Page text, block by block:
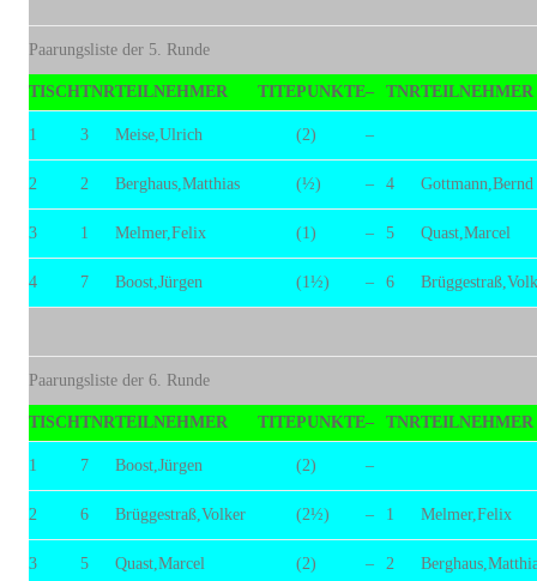
Paarungsliste der 5. Runde
TISCHTNRTEILNEHMER TITEPUNKTE– TNRTEILNEHMER
1 3 Meise,Ulrich (2) –
2 2 Berghaus,Matthias (½) – 4 Gottmann,Bernd
3 1 Melmer,Felix (1) – 5 Quast,Marcel
4 7 Boost,Jürgen (1½) – 6
Paarungsliste der 6. Runde
TISCHTNRTEILNEHMER TITEPUNKTE– TNRTEILNEHMER
1 7 Boost,Jürgen (2) –
2 6 Brüggestraß,Volker (2½) – 1 Melmer,Felix
3 5 Quast,Marcel (2) – 2